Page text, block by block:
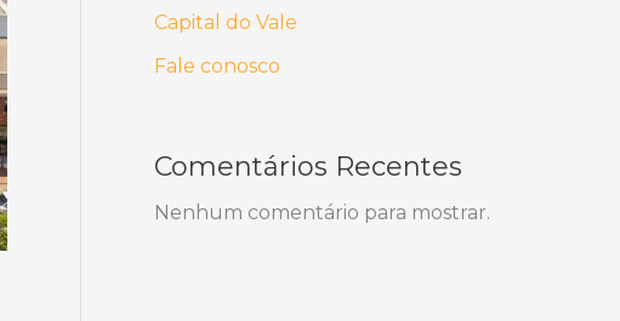
Capital do Vale
Fale conosco
Comentários Recentes
Nenhum comentário para mostrar.